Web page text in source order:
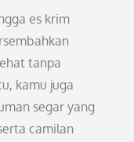
es krim
tanpa
kamu juga
segar yang
camilan